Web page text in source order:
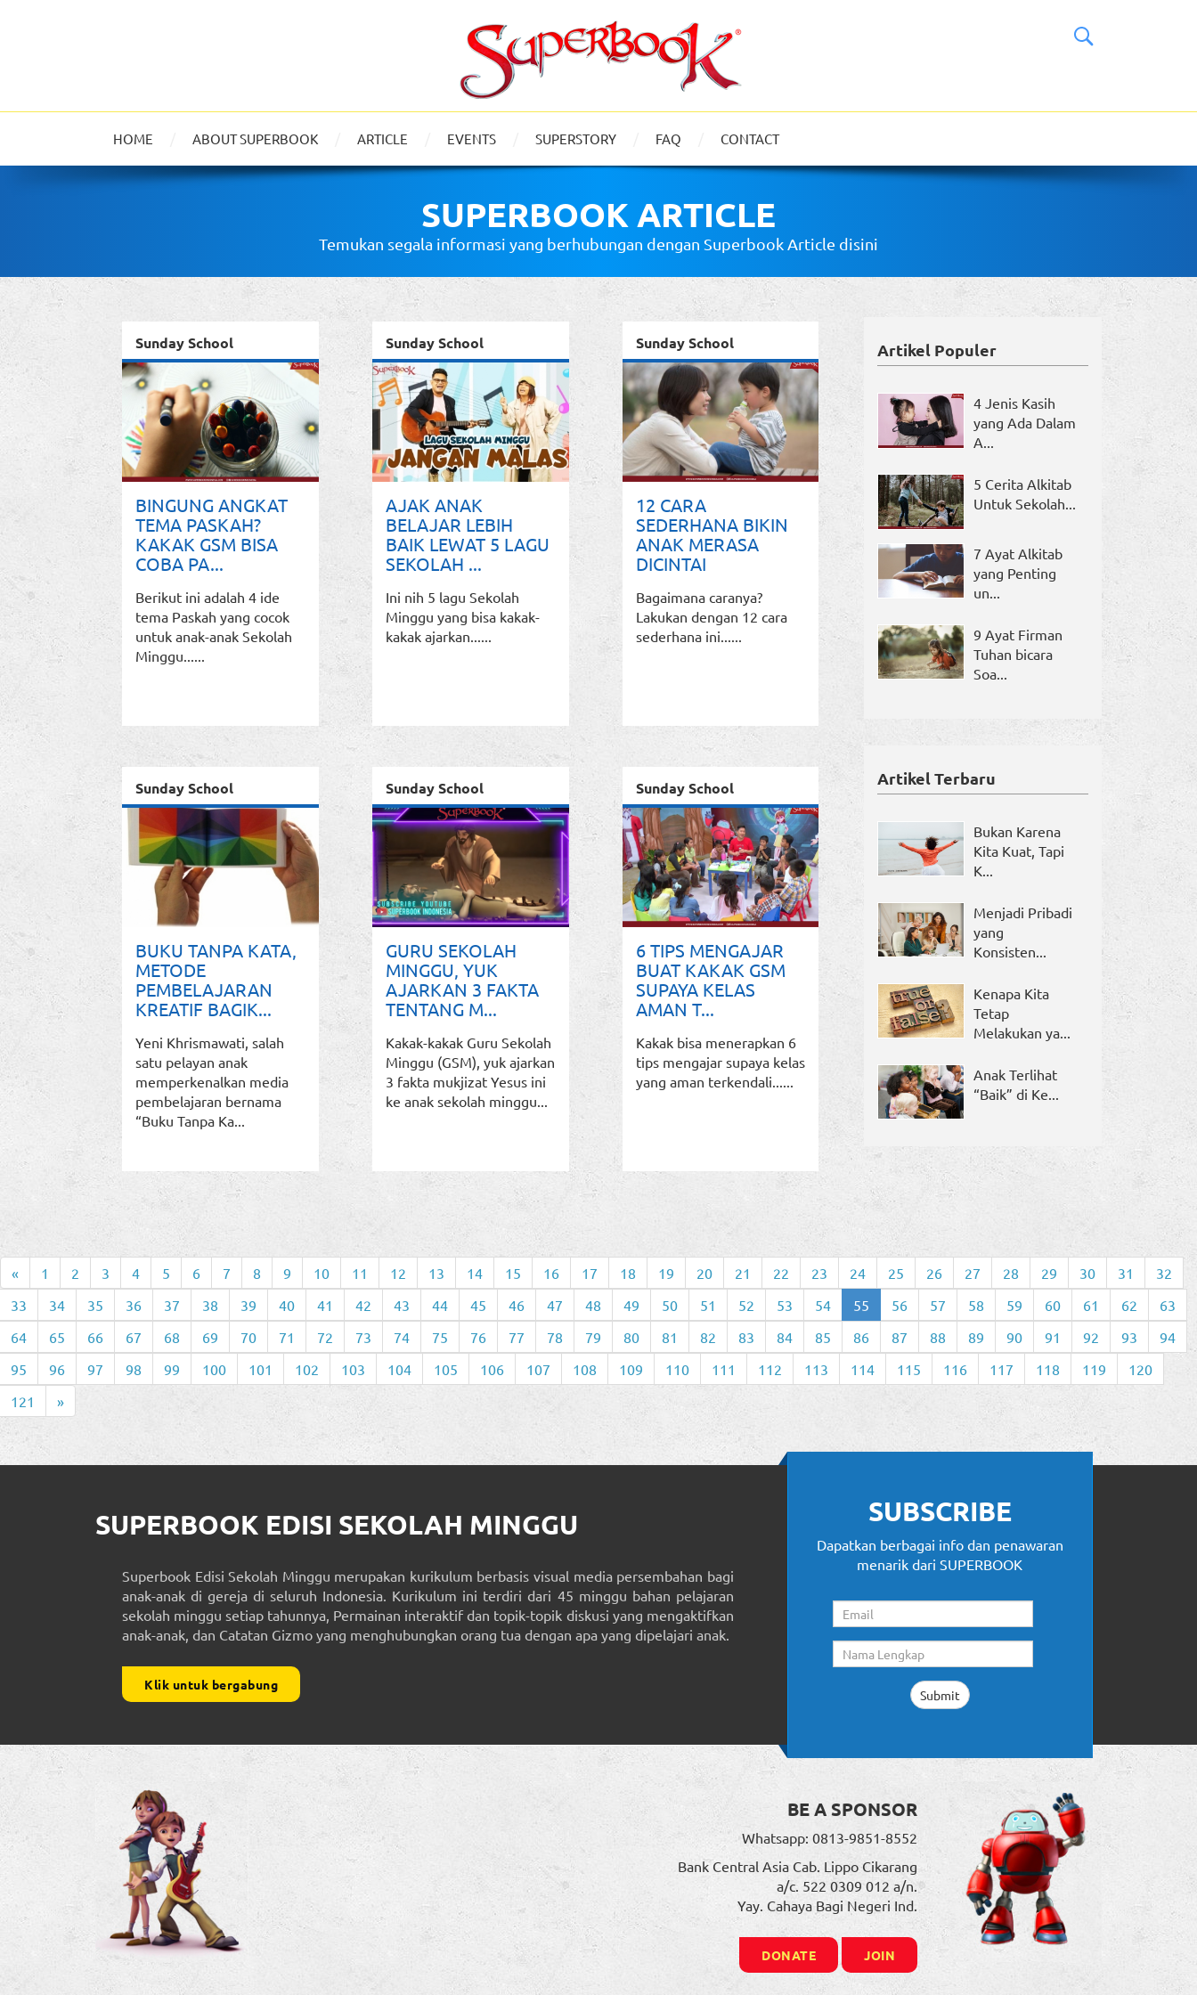
HOME ABOUT SUPERBOOK ARTICLE EVENTS SUPERSTORY FAQ CONTACT
SUPERBOOK ARTICLE
Temukan segala informasi yang berhubungan dengan Superbook Article disini
Sunday School
BINGUNG ANGKAT
TEMA PASKAH?
KAKAK GSM BISA
COBA PA...
Berikut ini adalah 4 ide
tema Paskah yang cocok
untuk anak-anak Sekolah
Minggu......
Sunday School
AJAK ANAK
BELAJAR LEBIH
BAIK LEWAT 5 LAGU
SEKOLAH ...
Ini nih 5 lagu Sekolah
Minggu yang bisa kakak-
kakak ajarkan......
Sunday School
12 CARA
SEDERHANA BIKIN
ANAK MERASA
DICINTAI
Bagaimana caranya?
Lakukan dengan 12 cara
sederhana ini......
Sunday School
BUKU TANPA KATA,
METODE
PEMBELAJARAN
KREATIF BAGIK...
Yeni Khrismawati, salah
satu pelayan anak
memperkenalkan media
pembelajaran bernama
“Buku Tanpa Ka...
Sunday School
GURU SEKOLAH
MINGGU, YUK
AJARKAN 3 FAKTA
TENTANG M...
Kakak-kakak Guru Sekolah
Minggu (GSM), yuk ajarkan
3 fakta mukjizat Yesus ini
ke anak sekolah minggu...
Sunday School
6 TIPS MENGAJAR
BUAT KAKAK GSM
SUPAYA KELAS
AMAN T...
Kakak bisa menerapkan 6
tips mengajar supaya kelas
yang aman terkendali......
Artikel Populer
4 Jenis Kasih
yang Ada Dalam
A...
5 Cerita Alkitab
Untuk Sekolah...
7 Ayat Alkitab
yang Penting
un...
9 Ayat Firman
Tuhan bicara
Soa...
Artikel Terbaru
Bukan Karena
Kita Kuat, Tapi
K...
Menjadi Pribadi
yang
Konsisten...
Kenapa Kita
Tetap
Melakukan ya...
Anak Terlihat
“Baik” di Ke...
« 1 2 3 4 5 6 7 8 9 10 11 12 13 14 15 16 17 18 19 20 21 22 23 24 25 26 27 28 29 30 31
32
33
34 35 36 37 38 39 40 41 42 43 44 45 46 47 48 49 50 51 52 53 54 55 56 57 58 59 60 61 62
63
64
65 66 67 68 69 70 71 72 73 74 75 76 77 78 79 80 81 82 83 84 85 86 87 88 89 90 91 92 93
94
95
96 97 98 99 100 101 102 103 104 105 106 107 108 109 110 111 112 113 114 115 116 117 118 119
120
121
»
SUPERBOOK EDISI SEKOLAH MINGGU
Superbook Edisi Sekolah Minggu merupakan kurikulum berbasis visual media persembahan bagi
anak-anak di gereja di seluruh Indonesia. Kurikulum ini terdiri dari 45 minggu bahan pelajaran
sekolah minggu setiap tahunnya, Permainan interaktif dan topik-topik diskusi yang mengaktifkan
anak-anak, dan Catatan Gizmo yang menghubungkan orang tua dengan apa yang dipelajari anak.
Klik untuk bergabung
SUBSCRIBE
Dapatkan berbagai info dan penawaran
menarik dari SUPERBOOK
BE A SPONSOR
Whatsapp: 0813-9851-8552
Bank Central Asia Cab. Lippo Cikarang
a/c. 522 0309 012 a/n.
Yay. Cahaya Bagi Negeri Ind.
DONATE JOIN